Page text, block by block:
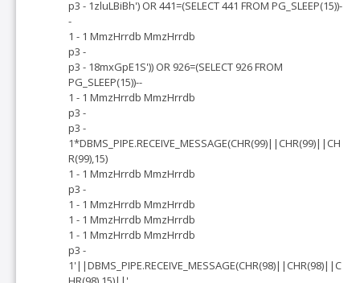
p3 - 1zluLBiBh') OR 441=(SELECT 441 FROM PG_SLEEP(15))-
-
1 - 1 MmzHrrdb MmzHrrdb
p3 -
p3 - 18mxGpE1S')) OR 926=(SELECT 926 FROM
PG_SLEEP(15))--
1 - 1 MmzHrrdb MmzHrrdb
p3 -
p3 -
1*DBMS_PIPE.RECEIVE_MESSAGE(CHR(99)||CHR(99)||CH
R(99),15)
1 - 1 MmzHrrdb MmzHrrdb
p3 -
1 - 1 MmzHrrdb MmzHrrdb
1 - 1 MmzHrrdb MmzHrrdb
1 - 1 MmzHrrdb MmzHrrdb
p3 -
1'||DBMS_PIPE.RECEIVE_MESSAGE(CHR(98)||CHR(98)||C